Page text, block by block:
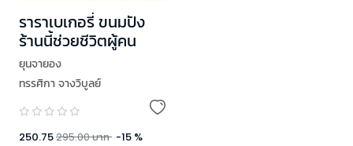
ราราเบเกอรี่ ขนมปัง
ร้านนี้ช่วยชีวิตผู้คน
ยุนจายอง
ทรรศิกา จางวิบูลย์
250.75295.00บาท -15 %